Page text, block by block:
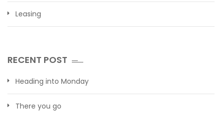
Leasing
RECENT POST
Heading into Monday
There you go